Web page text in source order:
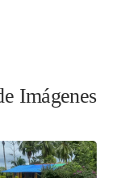
Imágenes